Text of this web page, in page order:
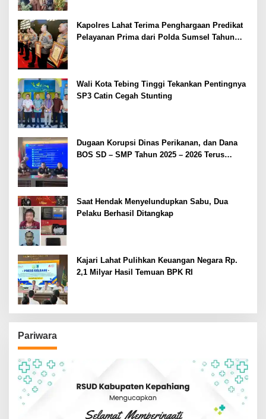
Kapolres Lahat Terima Penghargaan Predikat
Pelayanan Prima dari Polda Sumsel Tahun
Wali Kota Tebing Tinggi Tekankan Pentingnya
SP3 Catin Cegah Stunting
Dugaan Korupsi Dinas Perikanan, dan Dana
BOS SD – SMP Tahun 2025 – 2026 Terus
Saat Hendak Menyelundupkan Sabu, Dua
Pelaku Berhasil Ditangkap
Kajari Lahat Pulihkan Keuangan Negara Rp.
2,1 Milyar Hasil Temuan BPK RI
Pariwara